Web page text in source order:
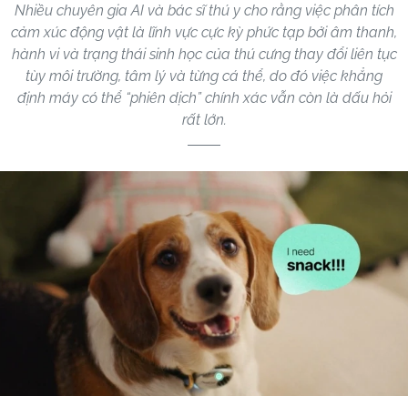
Nhiều chuyên gia AI và bác sĩ thú y cho rằng việc phân tích
cảm xúc động vật là lĩnh vực cực kỳ phức tạp bởi âm thanh,
hành vi và trạng thái sinh học của thú cưng thay đổi liên tục
tùy môi trường, tâm lý và từng cá thể, do đó việc khẳng
định máy có thể “phiên dịch” chính xác vẫn còn là dấu hỏi
rất lớn.